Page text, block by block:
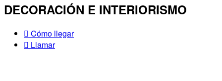
DECORACIÓN E INTERIORISMO
Cómo llegar
Llamar